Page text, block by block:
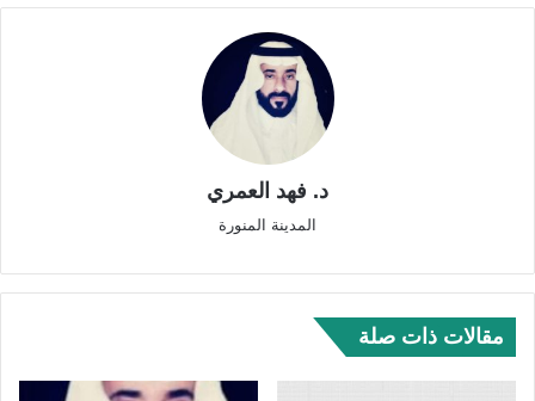
د. فهد العمري
المدينة المنورة
مقالات ذات صلة